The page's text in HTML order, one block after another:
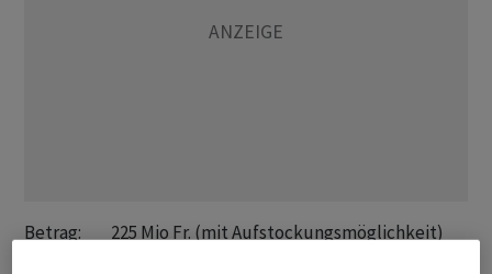
Betrag:         225 Mio Fr. (mit Aufstockungsmöglichkeit)